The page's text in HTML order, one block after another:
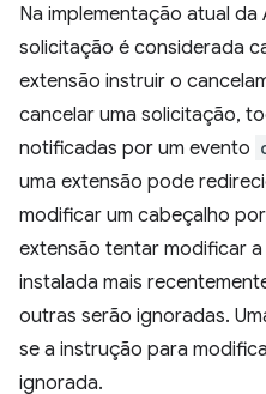
Na implementação atual da
solicitação é considerada
extensão instruir o
cancelar uma solicitação,
notificadas por um evento
uma extensão pode
modificar um cabeçalho
extensão tentar modificar
instalada mais
outras serão ignoradas.
se a instrução para
ignorada.